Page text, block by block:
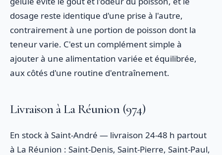
dosage reste identique d'une prise à l'autre,
contrairement à une portion de poisson dont la
teneur varie. C'est un complément simple à
ajouter à une alimentation variée et équilibrée,
aux côtés d'une routine d'entraînement.
Livraison à La Réunion (974)
En stock à Saint-André — livraison 24-48 h partout
à La Réunion : Saint-Denis, Saint-Pierre, Saint-Paul,